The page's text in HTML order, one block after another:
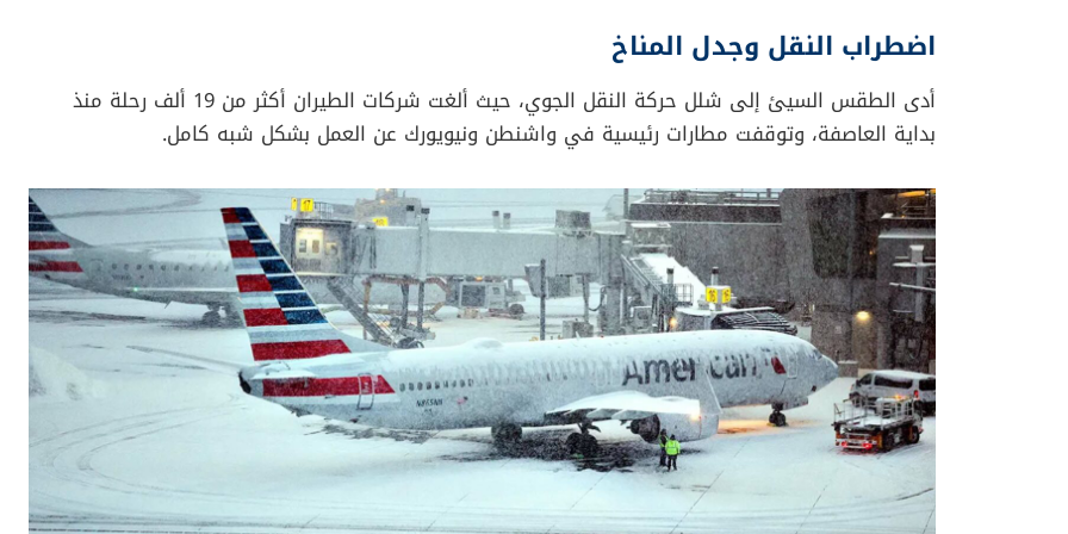
اضطراب النقل وجدل المناخ
أدى الطقس السيئ إلى شلل حركة النقل الجوي، حيث ألغت شركات الطيران أكثر من 19 ألف رحلة منذ
بداية العاصفة، وتوقفت مطارات رئيسية في واشنطن ونيويورك عن العمل بشكل شبه كامل.